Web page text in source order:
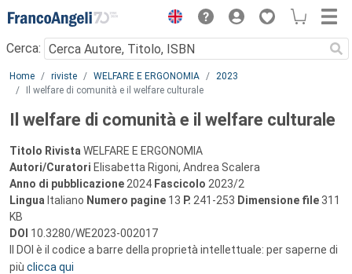
Menu
Cerca:
Main content
Home riviste WELFARE E ERGONOMIA
2023
Il welfare di comunità e il welfare culturale
Il welfare di comunità e il welfare culturale
Titolo Rivista WELFARE E ERGONOMIA
Autori/Curatori Elisabetta Rigoni, Andrea Scalera
Anno di pubblicazione 2024 Fascicolo 2023/2
Lingua Italiano Numero pagine 13 P. 241-253 Dimensione file 311
KB
DOI 10.3280/WE2023-002017
Il DOI è il codice a barre della proprietà intellettuale: per saperne di
più clicca qui